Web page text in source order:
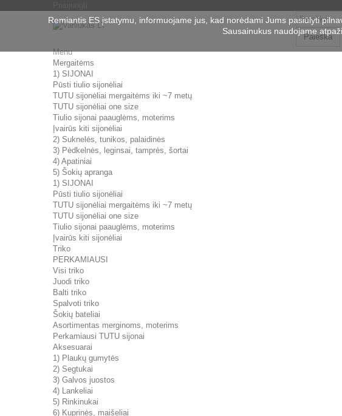
Paieška
Menu
Mergaitėms
1) SIJONAI
Pūsti tiulio sijonėliai
TUTU sijonėliai mergaitėms iki ~7 metų
TUTU sijonėliai one size
Tiulio sijonai paauglėms, moterims
Įvairūs kiti sijonėliai
2) Suknelės, tunikos, palaidinės
3) Pėdkelnės, leginsai, tamprės, šortai
4) Apatiniai
5) Šokių apranga
1) SIJONAI
Pūsti tiulio sijonėliai
TUTU sijonėliai mergaitėms iki ~7 metų
TUTU sijonėliai one size
Tiulio sijonai paauglėms, moterims
Įvairūs kiti sijonėliai
Triko
PERKAMIAUSI
Visi triko
Juodi triko
Balti triko
Spalvoti triko
Šokių bateliai
Asortimentas merginoms, moterims
Perkamiausi TUTU sijonai
Aksesuarai
1) Plaukų gumytės
2) Segtukai
3) Galvos juostos
4) Lankeliai
5) Rinkinukai
6) Kuprinės, maišeliai
Remiantis ES įstatymu, informuojame jus, kad norėdami Jums pasiūlyti
Sausainukus naudojame